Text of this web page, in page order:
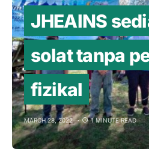
JHEAINS
solat tanpa
fizikal
MARCH 28, 2022 1 MINUTE READ